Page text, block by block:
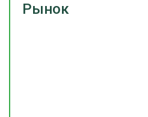
Рынок